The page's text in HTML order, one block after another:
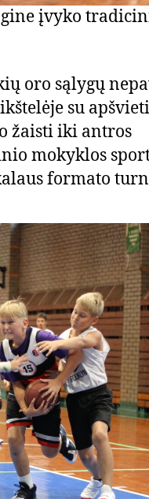
įvyko
oro sąlygų
su
žaisti iki antros
mokyklos
formato